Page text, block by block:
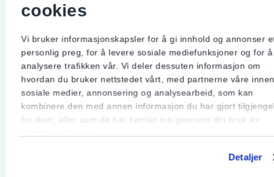
cookies
Vi bruker informasjonskapsler for å gi innhold og annonser
personlig preg, for å levere sosiale mediefunksjoner og for å
analysere trafikken vår. Vi deler dessuten informasjon om
hvordan du bruker nettstedet vårt, med partnerne våre innen
sosiale medier, annonsering og analysearbeid, som kan
kombinere den med annen informasjon du har gjort
for dem, eller som de har samlet inn gjennom din bruk av
Detaljer